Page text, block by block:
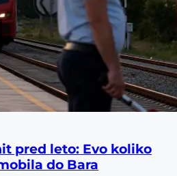
pred leto: Evo koliko
do Bara